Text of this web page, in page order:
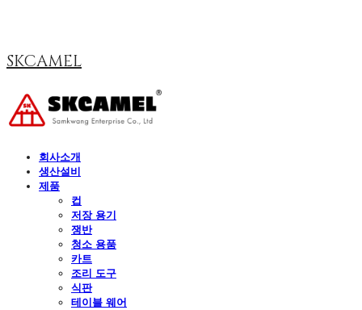
SKCAMEL
회사소개
생산설비
제품
컵
저장 용기
쟁반
청소 용품
카트
조리 도구
식판
테이블 웨어